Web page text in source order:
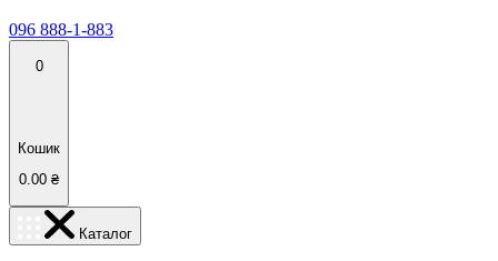
096 888-1-883
0
Кошик
0.00 ₴
Каталог